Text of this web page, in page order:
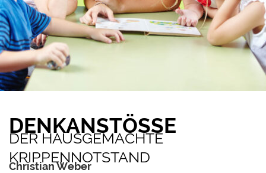
DENKANSTÖSSE
DER HAUSGEMACHTE
KRIPPENNOTSTAND
Christian Weber